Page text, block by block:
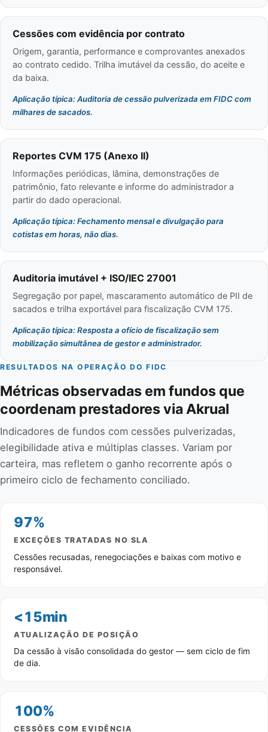
Cessões com evidência por contrato
Origem, garantia, performance e comprovantes anexados
ao contrato cedido. Trilha imutável da cessão, do aceite e
da baixa.
Aplicação típica: Auditoria de cessão pulverizada em FIDC com
milhares de sacados.
Reportes CVM 175 (Anexo II)
Informações periódicas, lâmina, demonstrações de
patrimônio, fato relevante e informe do administrador a
partir do dado operacional.
Aplicação típica: Fechamento mensal e divulgação para
cotistas em horas, não dias.
Auditoria imutável + ISO/IEC 27001
Segregação por papel, mascaramento automático de PII de
sacados e trilha exportável para fiscalização CVM 175.
Aplicação típica: Resposta a ofício de fiscalização sem
mobilização simultânea de gestor e administrador.
RESULTADOS NA OPERAÇÃO DO FIDC
Métricas observadas em fundos que
coordenam prestadores via Akrual
Indicadores de fundos com cessões pulverizadas,
elegibilidade ativa e múltiplas classes. Variam por
carteira, mas refletem o ganho recorrente após o
primeiro ciclo de fechamento conciliado.
97%
EXCEÇÕES TRATADAS NO SLA
Cessões recusadas, renegociações e baixas com motivo e
responsável.
<15min
ATUALIZAÇÃO DE POSIÇÃO
Da cessão à visão consolidada do gestor — sem ciclo de fim
de dia.
100%
CESSÕES COM EVIDÊNCIA